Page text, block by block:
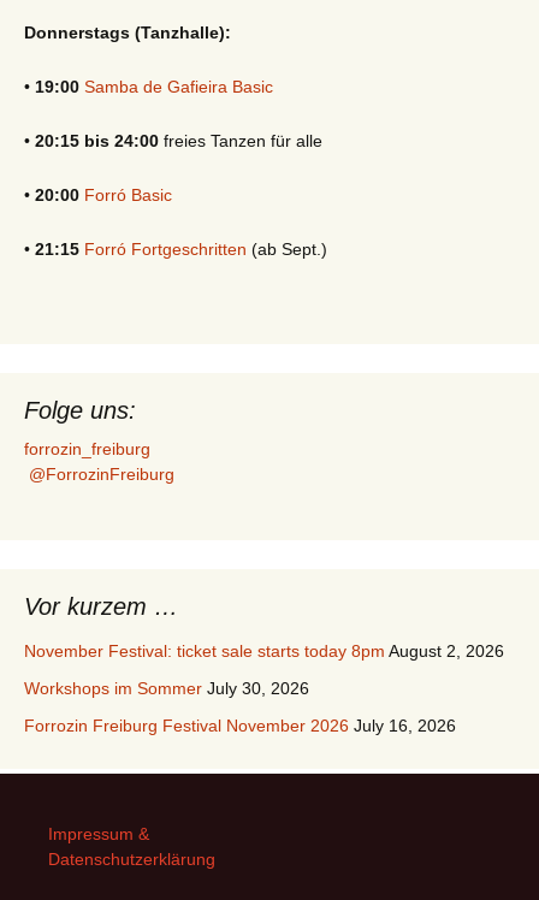
Donnerstags (Tanzhalle):
• 19:00 Samba de Gafieira Basic
• 20:15 bis 24:00 freies Tanzen für alle
• 20:00 Forró Basic
• 21:15 Forró Fortgeschritten (ab Sept.)
Folge uns:
forrozin_freiburg
@ForrozinFreiburg
Vor kurzem …
November Festival: ticket sale starts today 8pm August 2, 2026
Workshops im Sommer July 30, 2026
Forrozin Freiburg Festival November 2026 July 16, 2026
Impressum &
Datenschutzerklärung